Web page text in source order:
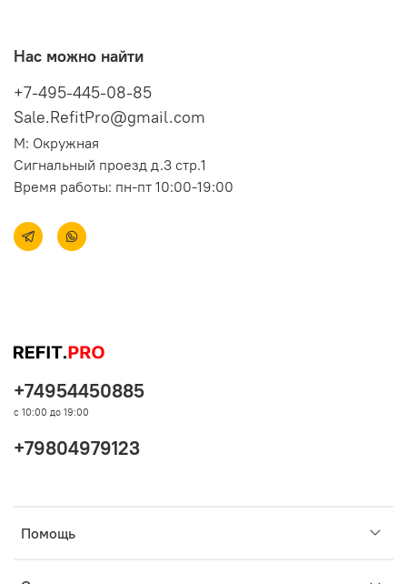
Нас можно найти
+7-495-445-08-85
Sale.RefitPro@gmail.com
М: Окружная
Сигнальный проезд д.3 стр.1
Время работы: пн-пт 10:00-19:00
Помощь
+74954450885
с 10:00 до 19:00
+79804979123